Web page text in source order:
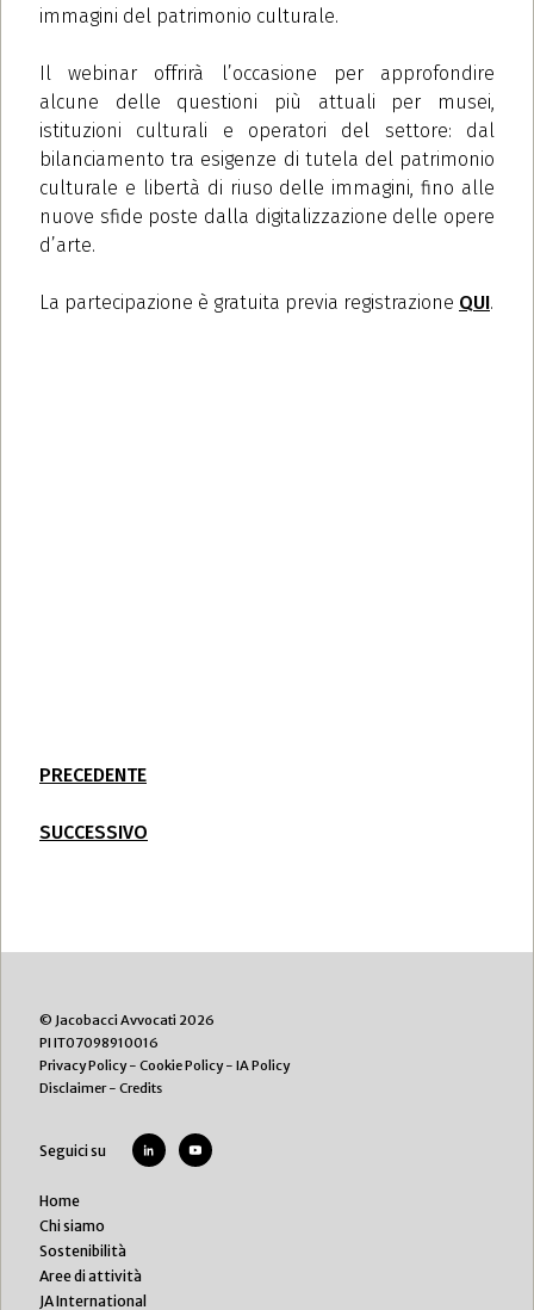
immagini del patrimonio culturale.
Il webinar offrirà l’occasione per approfondire
alcune delle questioni più attuali per musei,
istituzioni culturali e operatori del settore: dal
bilanciamento tra esigenze di tutela del patrimonio
culturale e libertà di riuso delle immagini, fino alle
nuove sfide poste dalla digitalizzazione delle opere
d’arte.
La partecipazione è gratuita previa registrazione QUI.
PRECEDENTE
SUCCESSIVO
© Jacobacci Avvocati 2026
PI IT07098910016
Privacy Policy- Cookie Policy- IA Policy
Disclaimer- Credits
Seguici su
Home
Chi siamo
Sostenibilità
Aree di attività
JA International